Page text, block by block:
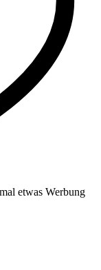
etwas Werbung